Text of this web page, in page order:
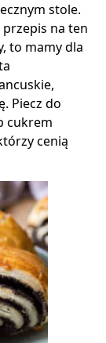
stole.
na ten
to mamy dla
Piecz do
cukrem
cenią